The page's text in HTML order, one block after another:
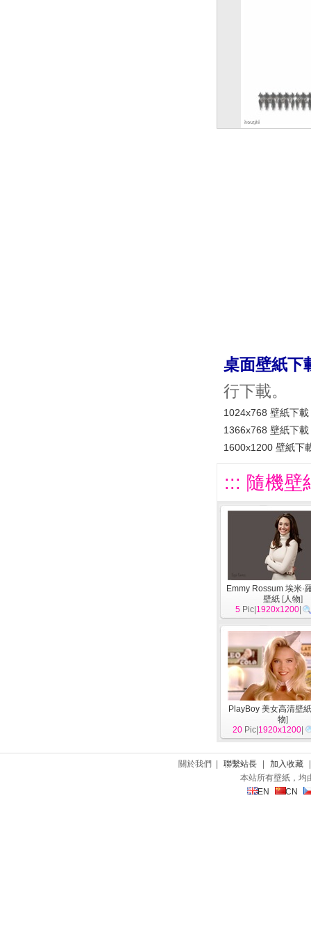
桌面壁紙下
行下載。
1024x768 壁紙下載
1366x768 壁紙下載
1600x1200 壁紙下
::: 隨機壁
Emmy Rossum 埃米·
壁紙 [人物]
5 Pic| 1920x1200
PlayBoy 美女高清壁
物]
20 Pic| 1920x1200
關於我們 | 聯繫站長 加入收藏
本站所有壁紙，均
EN
CN